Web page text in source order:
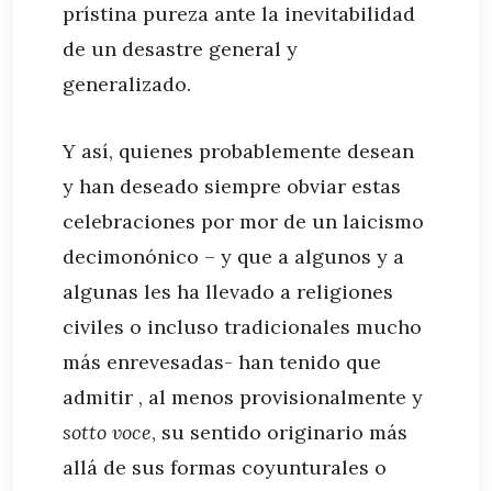
prístina pureza ante la inevitabilidad
de un desastre general y
generalizado.
Y así, quienes probablemente desean
y han deseado siempre obviar estas
celebraciones por mor de un laicismo
decimonónico – y que a algunos y a
algunas les ha llevado a religiones
civiles o incluso tradicionales mucho
más enrevesadas- han tenido que
admitir , al menos provisionalmente y
sotto voce, su sentido originario más
allá de sus formas coyunturales o